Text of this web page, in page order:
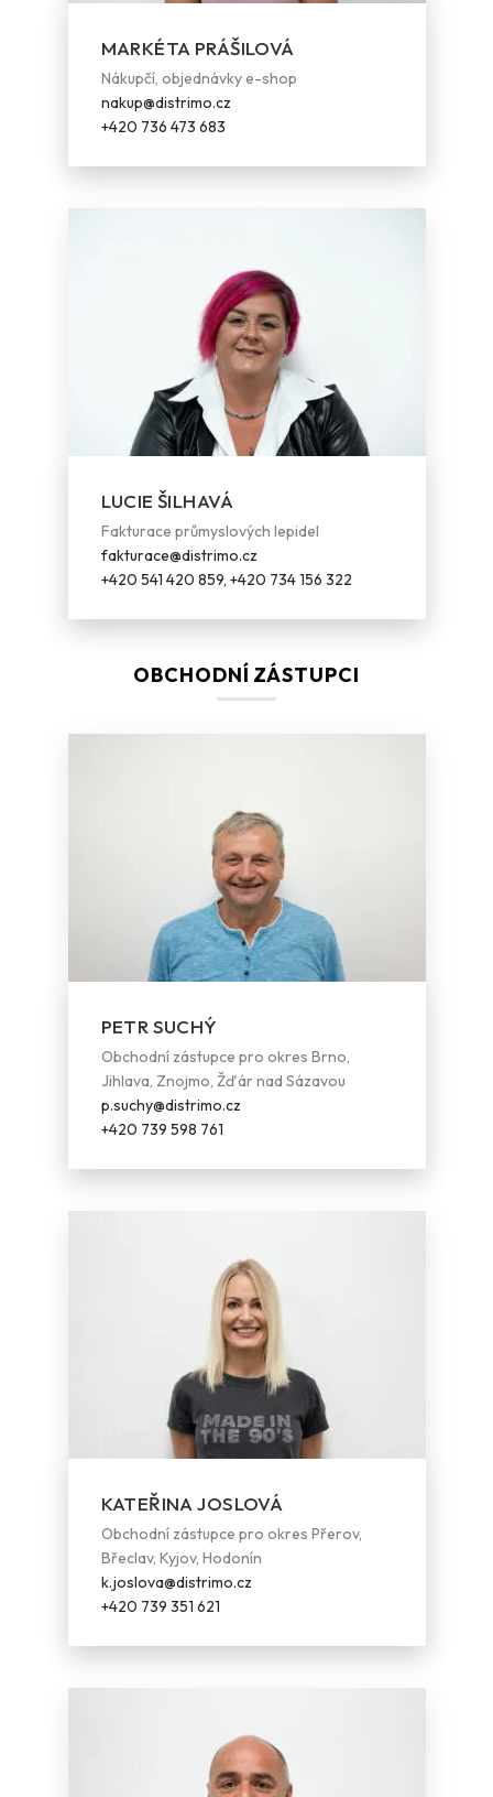
MARKÉTA PRÁŠILOVÁ
Nákupčí, objednávky e-shop
nakup@distrimo.cz
+420 736 473 683
LUCIE ŠILHAVÁ
Fakturace průmyslových lepidel
fakturace@distrimo.cz
+420 541 420 859, +420 734 156 322
OBCHODNÍ ZÁSTUPCI
PETR SUCHÝ
Obchodní zástupce pro okres Brno,
Jihlava, Znojmo, Žďár nad Sázavou
p.suchy@distrimo.cz
+420 739 598 761
KATEŘINA JOSLOVÁ
Obchodní zástupce pro okres Přerov,
Břeclav, Kyjov, Hodonín
k.joslova@distrimo.cz
+420 739 351 621